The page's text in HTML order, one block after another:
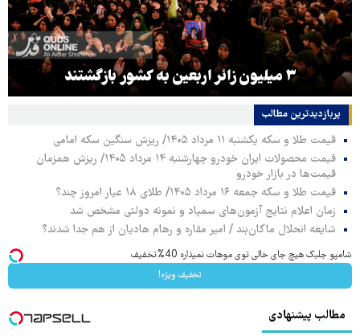
هماهنگی محور مقاومت، آمریکا را در منطقه درمانده
کرد
پربازدیدترین‌ مطالب
قیمت طلا و سکه یکشنبه ۱۱ مرداد ۱۴۰۵/ ریزش سنگین سکه امامی
قیمت محصولات ایران خودرو چهارشنبه ۱۴ مرداد ۱۴۰۵/ ریزش همزمان
قیمت‌ها در بازار خودرو
قیمت طلا و سکه جمعه ۱۶ مرداد ۱۴۰۵/ طلای ۱۸ عیار امروز چند؟
زمان اعلام نتایج آزمون‌های سمپاد و نمونه دولتی مشخص شد
شایعه انحلال ماکان‌بند / امیر مقاره و رهام هادیان از هم جدا شدند؟
شامپو جلبک هیچ جای خالی توی موهات نمیذاره 40%تخفیف
تخفیف ویژه!
مطالب پیشنهادی